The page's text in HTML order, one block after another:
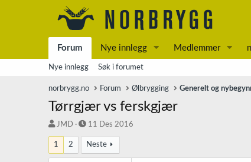
Forum Nye innlegg Medlemmer
Nye innlegg Søk i forumet
norbrygg.no Forum Ølbrygging Generelt og
Tørrgjær vs ferskgjær
T
r
å
d
JMD
S
a
r
11 Des 2016
1 2 Neste